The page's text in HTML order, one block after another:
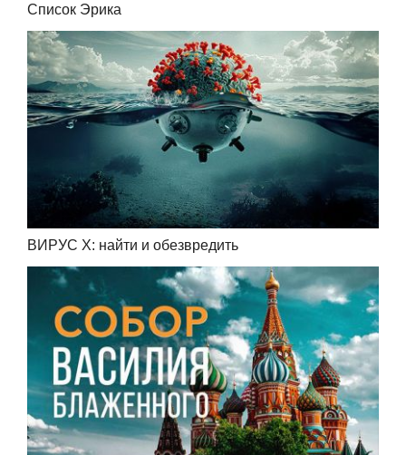
Список Эрика
ВИРУС Х: найти и обезвредить